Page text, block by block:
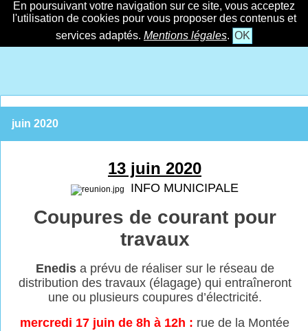
En poursuivant votre navigation sur ce site, vous acceptez
l'utilisation de cookies pour vous proposer des contenus et
services adaptés. Mentions légales. OK
juin 2020
13 juin 2020
INFO MUNICIPALE
Coupures de courant pour
travaux
Enedis a prévu de réaliser sur le réseau de
distribution des travaux (élagage) qui entraîneront
une ou plusieurs coupures d’électricité.
mercredi 17 juin de 8h à 12h : rue de la Montée